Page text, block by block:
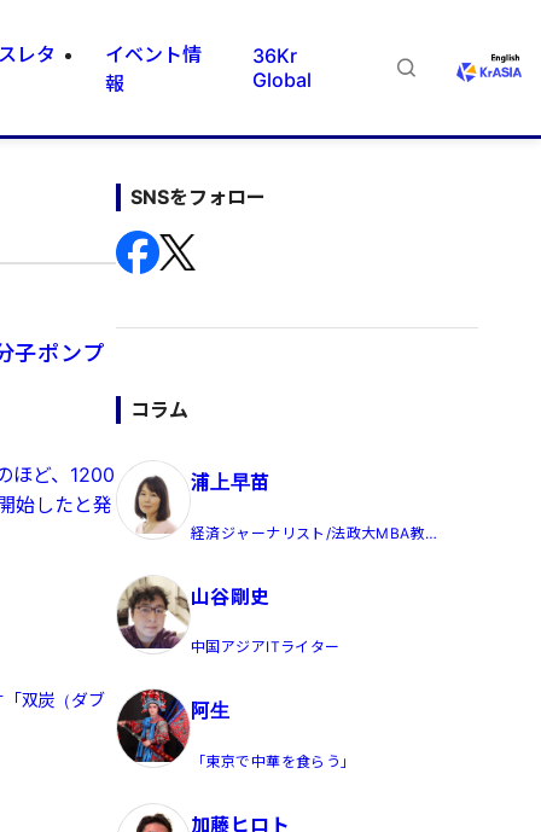
レタ
イベント情
報
36Kr
Global
子ポンプ
ほど、1200
始したと発
双炭（ダブ
SNSをフォロー
コラム
浦上早苗
経済ジャーナリスト/法政大MBA教
山谷剛史
中国アジアITライター
阿生
「東京で中華を食らう」
加藤ヒロト